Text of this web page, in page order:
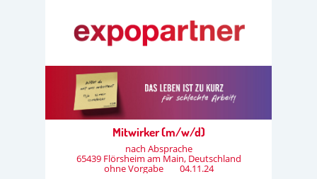
Mitwirker (m/w/d)
nach Absprache
65439 Flörsheim am Main, Deutschland
ohne Vorgabe 04.11.24